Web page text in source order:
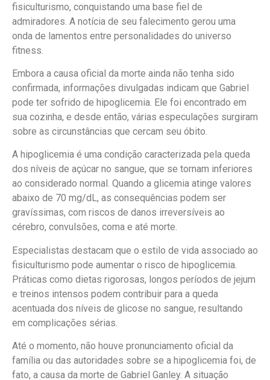
fisiculturismo, conquistando uma base fiel de
admiradores. A notícia de seu falecimento gerou uma
onda de lamentos entre personalidades do universo
fitness.
Embora a causa oficial da morte ainda não tenha sido
confirmada, informações divulgadas indicam que Gabriel
pode ter sofrido de hipoglicemia. Ele foi encontrado em
sua cozinha, e desde então, várias especulações surgiram
sobre as circunstâncias que cercam seu óbito.
A hipoglicemia é uma condição caracterizada pela queda
dos níveis de açúcar no sangue, que se tornam inferiores
ao considerado normal. Quando a glicemia atinge valores
abaixo de 70 mg/dL, as consequências podem ser
gravíssimas, com riscos de danos irreversíveis ao
cérebro, convulsões, coma e até morte.
Especialistas destacam que o estilo de vida associado ao
fisiculturismo pode aumentar o risco de hipoglicemia.
Práticas como dietas rigorosas, longos períodos de jejum
e treinos intensos podem contribuir para a queda
acentuada dos níveis de glicose no sangue, resultando
em complicações sérias.
Até o momento, não houve pronunciamento oficial da
família ou das autoridades sobre se a hipoglicemia foi, de
fato, a causa da morte de Gabriel Ganley. A situação